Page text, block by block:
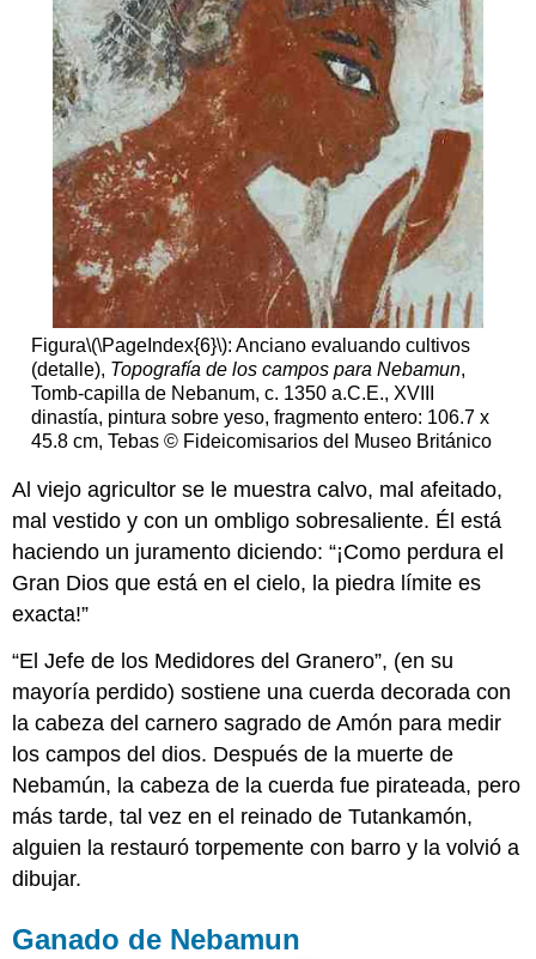
Figura\(\PageIndex{6}\): Anciano evaluando cultivos
(detalle), Topografía de los campos para Nebamun,
Tomb-capilla de Nebanum, c. 1350 a.C.E., XVIII
dinastía, pintura sobre yeso, fragmento entero: 106.7 x
45.8 cm, Tebas © Fideicomisarios del Museo Británico
Al viejo agricultor se le muestra calvo, mal afeitado,
mal vestido y con un ombligo sobresaliente. Él está
haciendo un juramento diciendo: “¡Como perdura el
Gran Dios que está en el cielo, la piedra límite es
exacta!”
“El Jefe de los Medidores del Granero”, (en su
mayoría perdido) sostiene una cuerda decorada con
la cabeza del carnero sagrado de Amón para medir
los campos del dios. Después de la muerte de
Nebamún, la cabeza de la cuerda fue pirateada, pero
más tarde, tal vez en el reinado de Tutankamón,
alguien la restauró torpemente con barro y la volvió a
dibujar.
Ganado de Nebamun